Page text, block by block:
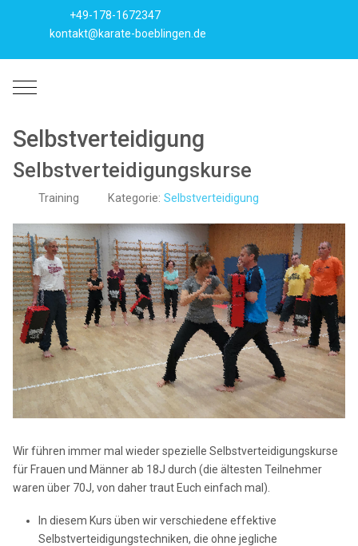
+49-178-1672347
kontakt@karate-boeblingen.de
Mobile Menu Toggle
Selbstverteidigung
Selbstverteidigungskurse
Training Kategorie:Selbstverteidigung
Wir führen immer mal wieder spezielle Selbstverteidigungskurse
für Frauen und Männer ab 18J durch (die ältesten Teilnehmer
waren über 70J, von daher traut Euch einfach mal).
In diesem Kurs üben wir verschiedene effektive
Selbstverteidigungstechniken, die ohne jegliche